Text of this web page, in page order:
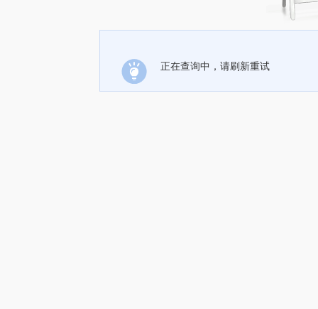
正在查询中，请刷新重试